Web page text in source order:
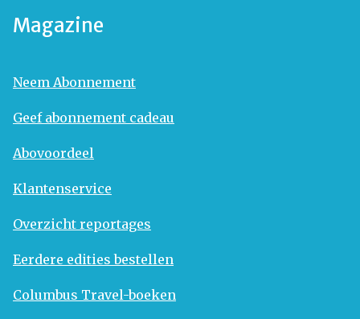
Magazine
Neem Abonnement
Geef abonnement cadeau
Abovoordeel
Klantenservice
Overzicht reportages
Eerdere edities bestellen
Columbus Travel-boeken